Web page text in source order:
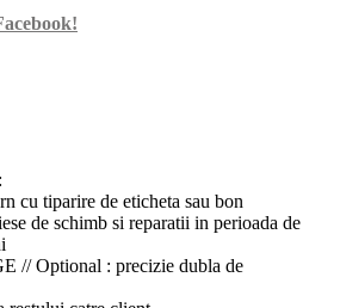
cu tiparire de eticheta sau bon
de schimb si reparatii in perioada de
// Optional : precizie dubla de